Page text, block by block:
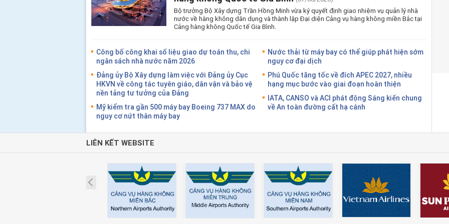
Bộ trưởng Bộ Xây dựng Trần Hồng Minh vừa ký quyết định giao nhiệm vụ quản lý nhà
nước về hàng không dân dụng và thành lập Đại diện Cảng vụ hàng không miền Bắc tại
Cảng hàng không Quốc tế Gia Bình.
Công bố công khai số liệu giao dự toán thu, chi
ngân sách nhà nước năm 2026
Đảng ủy Bộ Xây dựng làm việc với Đảng ủy Cục
HKVN về công tác tuyên giáo, dân vận và bảo vệ
nền tảng tư tưởng của Đảng
Mỹ kiểm tra gần 500 máy bay Boeing 737 MAX do
nguy cơ nứt thân máy bay
Nước thải từ máy bay có thể giúp phát hiện sớm
nguy cơ đại dịch
Phú Quốc tăng tốc về đích APEC 2027, nhiều
hạng mục bước vào giai đoạn hoàn thiện
IATA, CANSO và ACI phát động Sáng kiến chung
về An toàn đường cất hạ cánh
LIÊN KẾT WEBSITE
Prev